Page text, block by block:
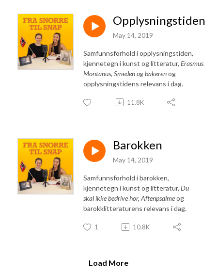
Opplysningstiden
May 14, 2019
Samfunnsforhold i opplysningstiden,
kjennetegn i kunst og litteratur, Erasmus
Montanus, Smeden og bakerenog
opplysningstidens relevans i dag.
11.8K
Barokken
May 14, 2019
Samfunnsforhold i barokken,
kjennetegn i kunst og litteratur, Du
skal ikke bedrive hor, Aftenpsalmeog
barokklitteraturens relevans i dag.
1 10.8K
Load More